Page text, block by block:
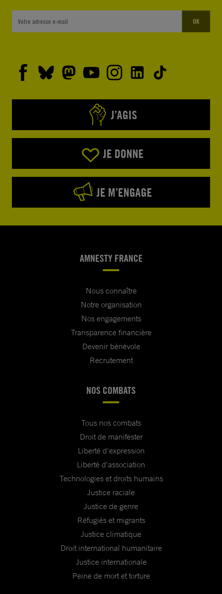
OK
J’AGIS
JE DONNE
JE M’ENGAGE
AMNESTY FRANCE
Nous connaître
Notre organisation
Nos engagements
Transparence financière
Devenir bénévole
Recrutement
NOS COMBATS
Tous nos combats
Droit de manifester
Liberté d'expression
Liberté d'association
Technologies et droits humains
Justice raciale
Justice de genre
Réfugiés et migrants
Justice climatique
Droit international humanitaire
Justice internationale
Peine de mort et torture